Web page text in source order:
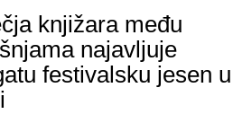
knjižara među
najavljuje
festivalsku jesen u